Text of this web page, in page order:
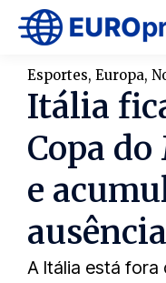
Esportes, Europa,
Itália
Copa
e
A Itália está fora